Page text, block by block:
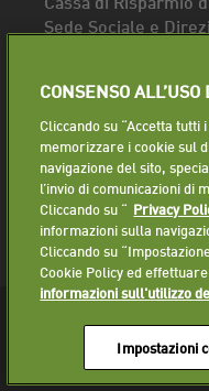
Sede Sociale e
Fax. 0588 86940
Segui la pagina
Lavora con noi
© 2018 Cassa di
CONSENSO
Cliccando su “Accetta
memorizzare i cookie sul
navigazione del sito,
l’invio di comunicazioni di
Cliccando su “ Privacy
informazioni sulla
Cliccando su
Cookie Policy ed
informazioni sull'utilizzo
Impostazioni